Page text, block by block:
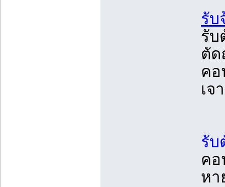
รับ
รับ
ตัด
คอ
เจ
รับ
คอ
หา